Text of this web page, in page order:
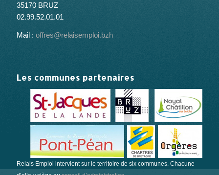
35170 BRUZ
02.99.52.01.01
Mail : offres@relaisemploi.bzh
Les communes partenaires
Relais Emploi intervient sur le territoire de six communes. Chacune